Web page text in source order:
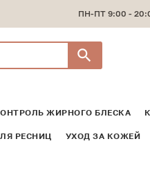
ПН-ПТ 9:00 -
ЖИРНОГО БЛЕСКА
РЕСНИЦ УХОД ЗА КОЖЕЙ